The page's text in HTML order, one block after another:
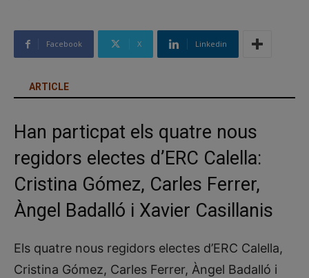
Facebook X Linkedin
ARTICLE
Han particpat els quatre nous
regidors electes d’ERC Calella:
Cristina Gómez, Carles Ferrer,
Àngel Badalló i Xavier Casillanis
Els quatre nous regidors electes d’ERC Calella,
Cristina Gómez, Carles Ferrer, Àngel Badalló i